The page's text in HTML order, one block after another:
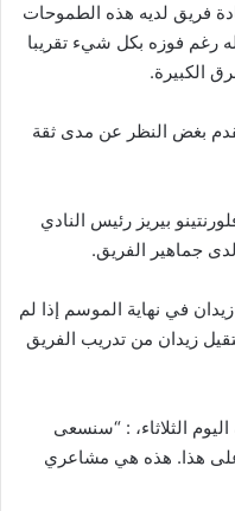
فريق لديه هذه الطموحات
له رغم فوزه بكل شيء تقريبا
الكبيرة.
بغض النظر عن مدى ثقة
بيريز رئيس النادي
جماهير الفريق.
في نهاية الموسم إذا لم
زيدان من تدريب الفريق
الثلاثاء، : “سنسعى
على هذا. هذه هي مشاعري